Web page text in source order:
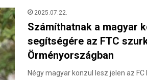
2025.07.22.
Számíthatnak a magyar
segítségére az FTC
Örményországban
Négy magyar konzul lesz jelen az